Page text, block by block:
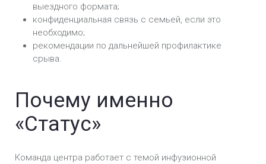
выездного формата;
конфиденциальная связь с семьей, если это
необходимо;
рекомендации по дальнейшей профилактике
срыва.
Почему именно
«Статус»
Команда центра работает с темой инфузионной